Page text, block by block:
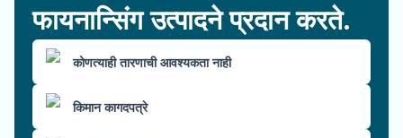
फायनान्सिंग उत्पादने प्रदान करते.
कोणत्याही तारणाची आवश्यकता नाही
किमान कागदपत्रे